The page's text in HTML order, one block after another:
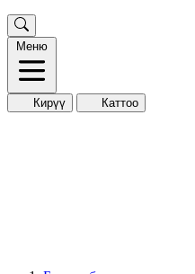
Меню
Кирүү Каттоо